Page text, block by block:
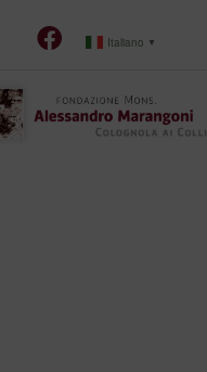
Italiano ▼